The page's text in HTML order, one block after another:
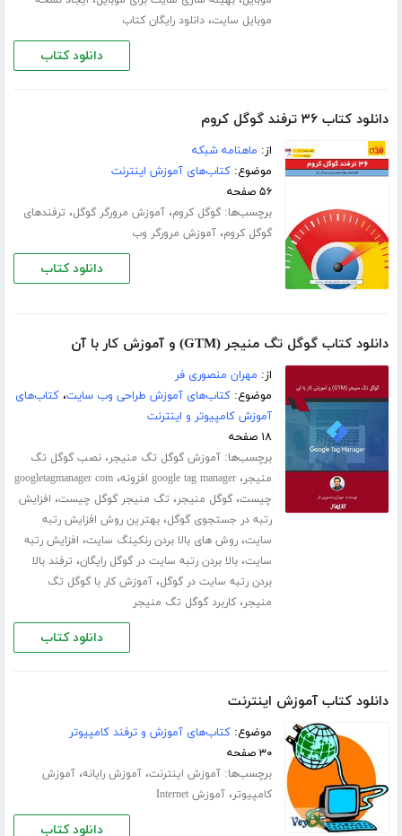
موبایل سایت،دانلود رایگان کتاب
دانلود کتاب
دانلود کتاب ۳۶ ترفند گوگل کروم
از: ماهنامه شبکه
موضوع:کتاب‌های آموزش اینترنت
۵۶ صفحه
برچسب‌ها:گوگل کروم،آموزش مرورگر گوگل، ترفندهای
گوگل کروم،آموزش مرورگر وب
دانلود کتاب
دانلود کتاب گوگل تگ منیجر (GTM) و آموزش کار با آن
از: مهران منصوری فر
موضوع:کتاب‌های آموزش طراحی وب سایت،کتاب‌های
آموزش کامپیوتر و اینترنت
۱۸ صفحه
برچسب‌ها:آموزش گوگل تگ منیجر،نصب گوگل تگ
منیجر،google tag manager افزونه ،googletagmanager com
چیست،گوگل منیجر، تگ منیجر گوگل چیست، افزایش
رتبه در جستجوی گوگل،بهترین روش افزایش رتبه
سایت،روش های بالا بردن رنکینگ سایت، افزایش رتبه
سایت،بالا بردن رتبه سایت در گوگل رایگان، ترفند بالا
بردن رتبه سایت در گوگل،آموزش کار با گوگل تگ
منیجر،کاربرد گوگل تگ منیجر
دانلود کتاب
دانلود کتاب آموزش اینترنت
موضوع:کتاب‌های آموزش و ترفند کامپیوتر
۳۰ صفحه
برچسب‌ها:آموزش اینترنت،آموزش رایانه،آموزش
کامپیوتر،آموزش Internet
دانلود کتاب